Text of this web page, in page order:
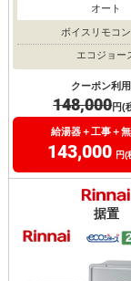
オート
ボイスリモコ
エコジョー
クーポン利
148,000円(
給湯器＋工事＋
143,000 円(
据置